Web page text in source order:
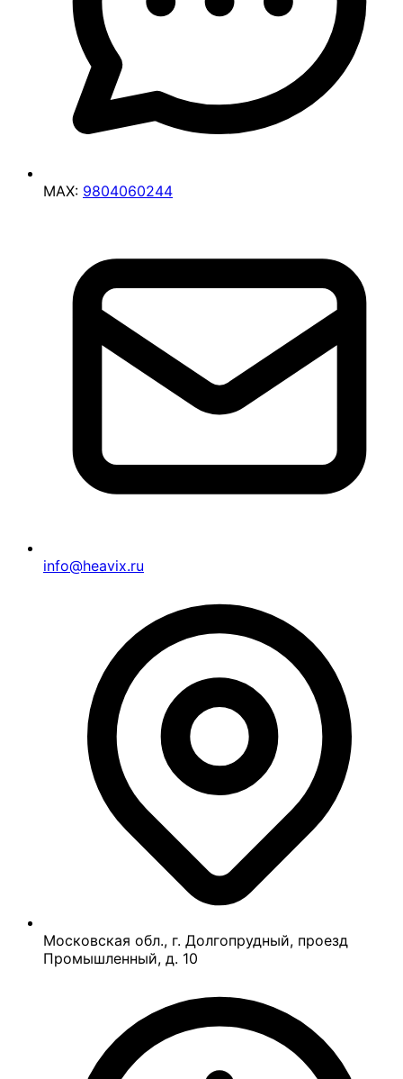
MAX: 9804060244
info@heavix.ru
Московская обл., г. Долгопрудный, проезд
Промышленный, д. 10